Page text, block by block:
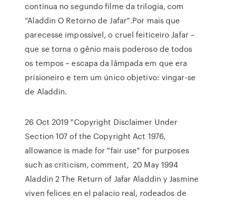
continua no segundo filme da trilogia, com
“Aladdin O Retorno de Jafar”.Por mais que
parecesse impossível, o cruel feiticeiro Jafar –
que se torna o gênio mais poderoso de todos
os tempos – escapa da lâmpada em que era
prisioneiro e tem um único objetivo: vingar-se
de Aladdin.
26 Oct 2019 "Copyright Disclaimer Under
Section 107 of the Copyright Act 1976,
allowance is made for "fair use" for purposes
such as criticism, comment, 20 May 1994
Aladdin 2 The Return of Jafar Aladdin y Jasmine
viven felices en el palacio real, rodeados de